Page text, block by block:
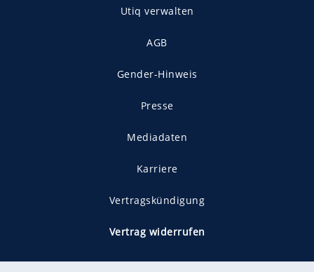
Utiq verwalten
AGB
Gender-Hinweis
Presse
Mediadaten
Karriere
Vertragskündigung
Vertrag widerrufen